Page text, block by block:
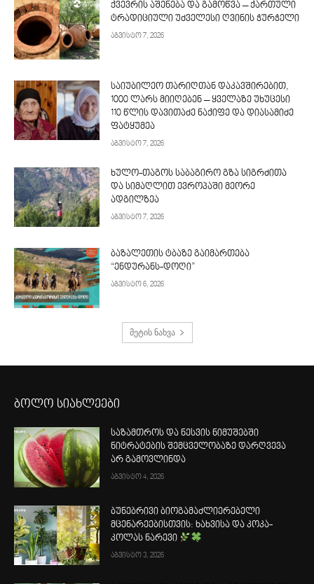
ქვევრის აშენება და გამოწვა – ქართული
ტრადიციული უძველესი ღვინის ჭურჭელი
აგვისტო 7, 2026
საიუბილეო თარიღთან დაკავშირებით,
1000 ლარს მიიღებენ – ყველაზე უხუცესი
110 წლის დავითაძე ნაქიფე და დიასამიძე
ფატყუმეა
აგვისტო 7, 2026
ხულო-თაგოს საბაგირო გზა სიგრძითა
და სიმაღლით ევროპაში მეორე
ადგილზეა
აგვისტო 7, 2026
ბაზალეთის ტბაზე გაიმართება
“ენდურანს-დოღი”
აგვისტო 6, 2026
მეტის ნახვა
ბოლო სიახლეები
საზამთროს და ნესვის ნიმუშებში
ნიტრატების შემცველობაზე დარღვევა
არ გამოვლინდა
აგვისტო 4, 2026
ბუნებრივი ბიოგამაძლიერებელი
მცენარეებისთვის: ხახვისა და კოკა-
კოლას ნარევი
აგვისტო 3, 2026